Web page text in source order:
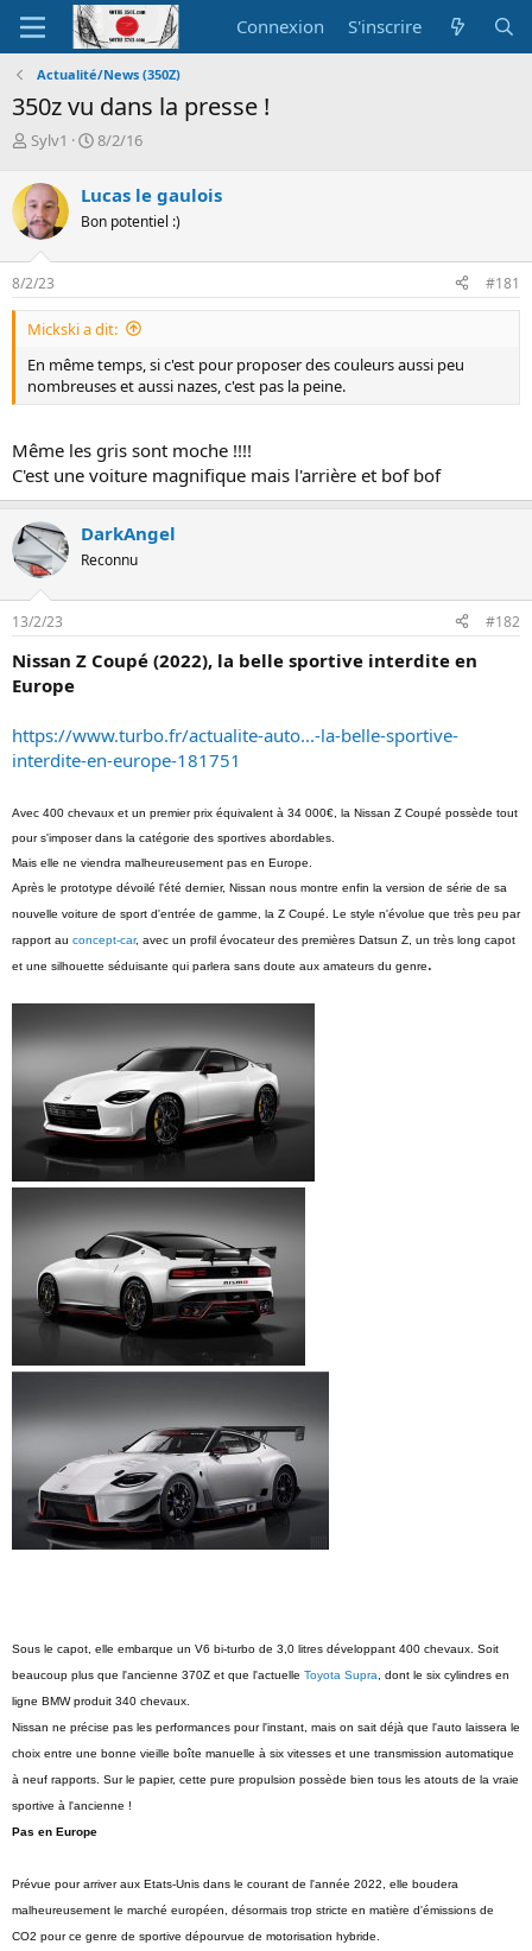
Connexion S'inscrire
Actualité/News (350Z)
350z vu dans la presse !
A
t
e
u
r
d
e
l
a
i
s
u
s
s
i
o
n
Sylv1
D
e
d
d
b
u
8/2/16
Lucas le gaulois
Bon potentiel :)
8/2/23 #181
Mickski a dit:
En même temps, si c'est pour proposer des couleurs aussi peu
nombreuses et aussi nazes, c'est pas la peine.
Même les gris sont moche !!!!
C'est une voiture magnifique mais l'arrière et bof bof
DarkAngel
Reconnu
13/2/23 #182
Nissan Z Coupé (2022), la belle sportive interdite en
Europe
https://www.turbo.fr/actualite-auto...-la-belle-sportive-
interdite-en-europe-181751
Avec 400 chevaux et un premier prix équivalent à 34 000€, la Nissan Z Coupé possède tout
pour s'imposer dans la catégorie des sportives abordables.
Mais elle ne viendra malheureusement pas en Europe.
Après le prototype dévoilé l'été dernier, Nissan nous montre enfin la version de série de sa
nouvelle voiture de sport d'entrée de gamme, la Z Coupé. Le style n'évolue que très peu par
rapport au concept-car, avec un profil évocateur des premières Datsun Z, un très long capot
et une silhouette séduisante qui parlera sans doute aux amateurs du genre.
Sous le capot, elle embarque un V6 bi-turbo de 3,0 litres développant 400 chevaux. Soit
beaucoup plus que l'ancienne 370Z et que l'actuelle Toyota Supra , dont le six cylindres en
ligne BMW produit 340 chevaux.
Nissan ne précise pas les performances pour l'instant, mais on sait déjà que l'auto laissera le
choix entre une bonne vieille boîte manuelle à six vitesses et une transmission automatique
à neuf rapports. Sur le papier, cette pure propulsion possède bien tous les atouts de la vraie
sportive à l'ancienne !
Pas en Europe
Prévue pour arriver aux Etats-Unis dans le courant de l'année 2022, elle boudera
malheureusement le marché européen, désormais trop stricte en matière d'émissions de
CO2 pour ce genre de sportive dépourvue de motorisation hybride.